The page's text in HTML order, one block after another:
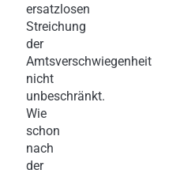
ersatzlosen
Streichung
der
Amtsverschwiegenheit
nicht
unbeschränkt.
Wie
schon
nach
der